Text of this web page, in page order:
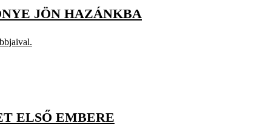
JÖN HAZÁNKBA
ELSŐ EMBERE